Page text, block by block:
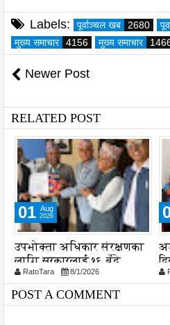
Labels: पूर्वाञ्चल खब 2680
मुख्य समाचार
4156 मुख्य समाचार
Newer Post
RELATED POST
01 Aug
2026
उपभोक्ता अधिकार संरक्षणका
लागि सरकारलाई १६ बुँदे
सुझाव, कानुन संशोधनमा जोड
RatoTara 8/1/2026
POST A COMMENT